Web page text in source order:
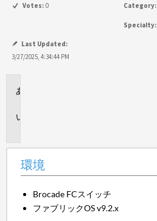
Votes: 0 Category:
Specialty:
Last Updated:
3/27/2025, 4:34:44 PM
環境
Brocade FCスイッチ
ファブリックOS v9.2.x